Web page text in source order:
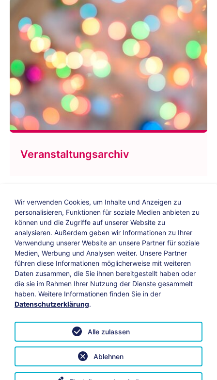
Veranstaltungsarchiv
Bildungs-Blog| Instagram| Facebook|
YouTube
Impressum Suche Datenschutz
Vertrag widerrufen
Datenschutzeinstellungen anpassen
© 2026 KAB Bamberg | Alle Rechte vorbehalten.
Wir verwenden Cookies, um Inhalte und Anzeigen zu
personalisieren, Funktionen für soziale Medien anbieten zu
können und die Zugriffe auf unserer Website zu
analysieren. Außerdem geben wir Informationen zu Ihrer
Verwendung unserer Website an unsere Partner für soziale
Medien, Werbung und Analysen weiter. Unsere Partner
führen diese Informationen möglicherweise mit weiteren
Daten zusammen, die Sie ihnen bereitgestellt haben oder
die sie im Rahmen Ihrer Nutzung der Dienste gesammelt
haben. Weitere Informationen finden Sie in der
Datenschutzerklärung.
Ablehnen
Alle zulassen